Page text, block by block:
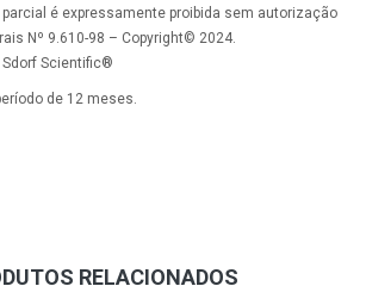
é expressamente proibida sem autorização
Nº 9.610-98 – Copyright© 2024.
Scientific®
de 12 meses.
RELACIONADOS